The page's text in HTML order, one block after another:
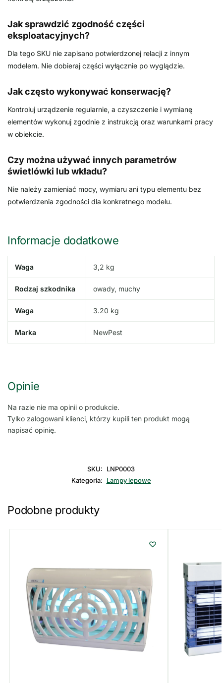
Jak sprawdzić zgodność części
eksploatacyjnych?
Dla tego SKU nie zapisano potwierdzonej relacji z innym
modelem. Nie dobieraj części wyłącznie po wyglądzie.
Jak często wykonywać konserwację?
Kontroluj urządzenie regularnie, a czyszczenie i wymianę
elementów wykonuj zgodnie z instrukcją oraz warunkami pracy
w obiekcie.
Czy można używać innych parametrów
świetlówki lub wkładu?
Nie należy zamieniać mocy, wymiaru ani typu elementu bez
potwierdzenia zgodności dla konkretnego modelu.
Informacje dodatkowe
Waga 3,2 kg
Rodzaj szkodnika owady, muchy
Waga 3.20 kg
Marka NewPest
Opinie
Na razie nie ma opinii o produkcie.
Tylko zalogowani klienci, którzy kupili ten produkt mogą
napisać opinię.
SKU:
LNP0003
Kategoria:
Lampy lepowe
Podobne produkty